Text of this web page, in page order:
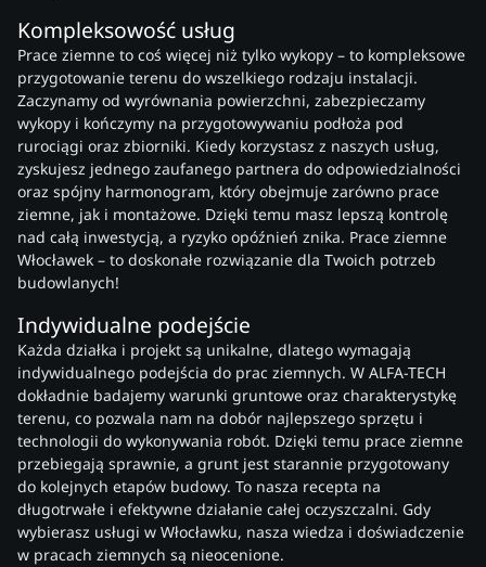
Kompleksowość usług
Prace ziemne to coś więcej niż tylko wykopy – to kompleksowe
przygotowanie terenu do wszelkiego rodzaju instalacji.
Zaczynamy od wyrównania powierzchni, zabezpieczamy
wykopy i kończymy na przygotowywaniu podłoża pod
rurociągi oraz zbiorniki. Kiedy korzystasz z naszych usług,
zyskujesz jednego zaufanego partnera do odpowiedzialności
oraz spójny harmonogram, który obejmuje zarówno prace
ziemne, jak i montażowe. Dzięki temu masz lepszą kontrolę
nad całą inwestycją, a ryzyko opóźnień znika. Prace ziemne
Włocławek – to doskonałe rozwiązanie dla Twoich potrzeb
budowlanych!
Indywidualne podejście
Każda działka i projekt są unikalne, dlatego wymagają
indywidualnego podejścia do prac ziemnych. W ALFA-TECH
dokładnie badajemy warunki gruntowe oraz charakterystykę
terenu, co pozwala nam na dobór najlepszego sprzętu i
technologii do wykonywania robót. Dzięki temu prace ziemne
przebiegają sprawnie, a grunt jest starannie przygotowany
do kolejnych etapów budowy. To nasza recepta na
długotrwałe i efektywne działanie całej oczyszczalni. Gdy
wybierasz usługi w Włocławku, nasza wiedza i doświadczenie
w pracach ziemnych są nieocenione.